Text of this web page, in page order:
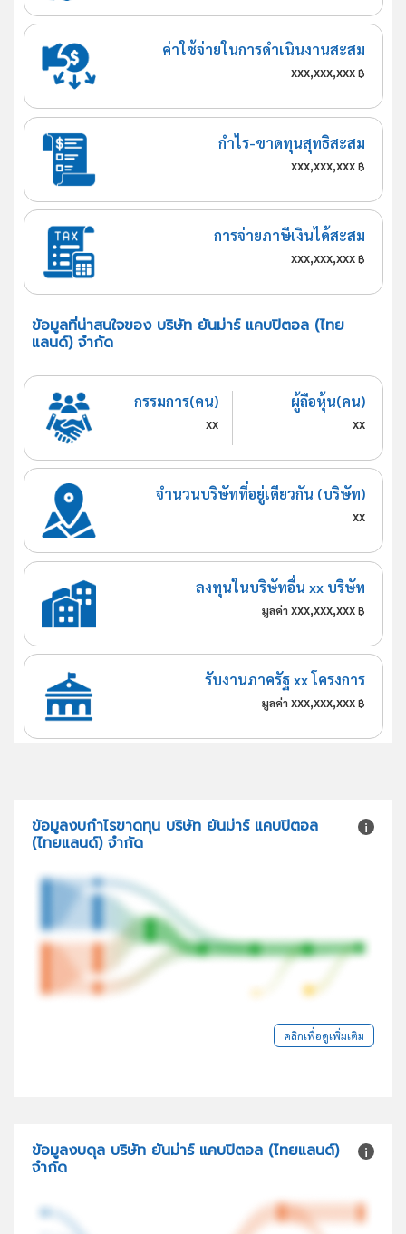
ค่าใช้จ่ายในการดำเนินงานสะสม
xxx,xxx,xxx฿
กำไร-ขาดทุนสุทธิสะสม
xxx,xxx,xxx฿
การจ่ายภาษีเงินได้สะสม
xxx,xxx,xxx฿
ข้อมูลที่น่าสนใจของ บริษัท ยันม่าร์ แคบปิตอล (ไทย
แลนด์) จำกัด
กรรมการ(คน)
xx
ผู้ถือหุ้น(คน)
xx
จำนวนบริษัทที่อยู่เดียวกัน (บริษัท)
xx
ลงทุนในบริษัทอื่น xx บริษัท
มูลค่า xxx,xxx,xxx ฿
รับงานภาครัฐ xx โครงการ
มูลค่า xxx,xxx,xxx ฿
ข้อมูลงบกำไรขาดทุน บริษัท ยันม่าร์ แคบปิตอล
(ไทยแลนด์) จำกัด
คลิกเพื่อดูเพิ่มเติม
ข้อมูลงบดุล บริษัท ยันม่าร์ แคบปิตอล (ไทยแลนด์)
จำกัด